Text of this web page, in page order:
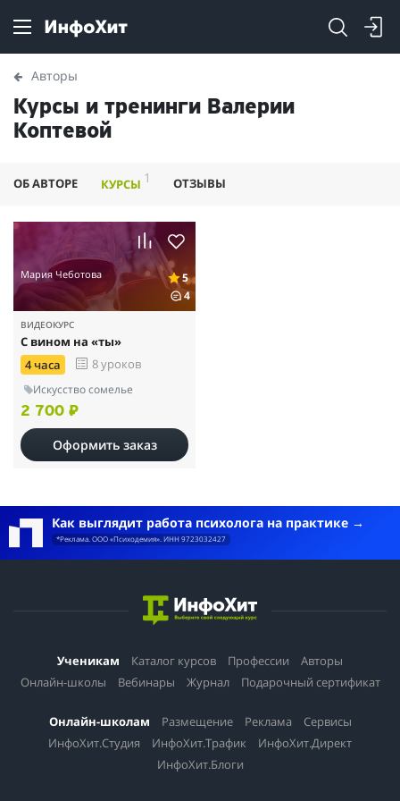
Авторы
Курсы и тренинги Валерии
Коптевой
ОБ АВТОРЕ КУРСЫ 1 ОТЗЫВЫ
Мария Чеботова
5
4
ВИДЕОКУРС
С вином на «ты»
4 часа
8 уроков
Искусство сомелье
2 700 ₽
Оформить заказ
Как выглядит работа психолога на практике
*Реклама. ООО «Психодемия». ИНН 9723032427
Ученикам Каталог курсов Профессии
Авторы
Онлайн-школы
Вебинары Журнал Подарочный сертификат
Онлайн-школам Размещение Реклама
Сервисы
ИнфоХит.Студия
ИнфоХит.Трафик
ИнфоХит.Директ
ИнфоХит.Блоги